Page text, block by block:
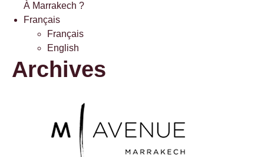
À Marrakech ?
Français
Français
English
Archives